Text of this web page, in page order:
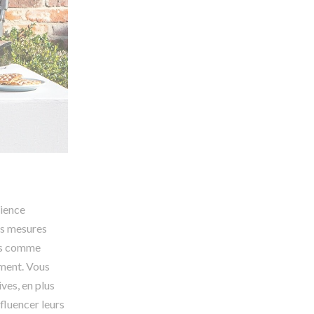
mesures
comme
Vous
en plus
leurs